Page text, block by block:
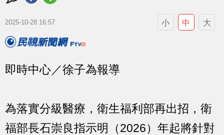
2025-10-28 16:57 小 中 大
即時中心／徐子為報導
為落實分級醫療，衛生福利部再出招，衛
福部長石崇良指示明（2026）年起將針對